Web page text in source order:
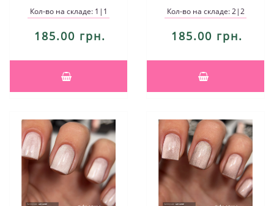
Кол-во на складе: 1|1
185.00 грн.
Кол-во на складе: 2|2
185.00 грн.